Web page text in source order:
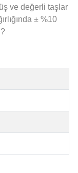
ve değerli taşlar
± %10